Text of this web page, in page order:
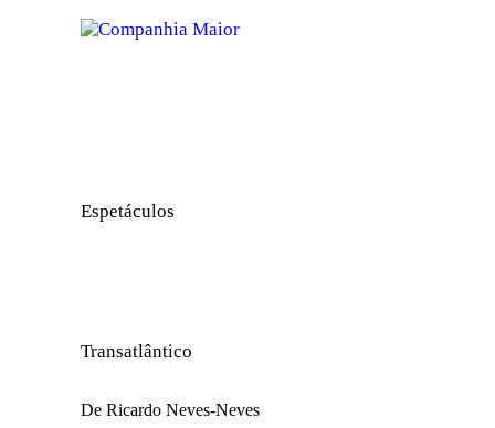
Espetáculos
Transatlântico
De Ricardo Neves-Neves